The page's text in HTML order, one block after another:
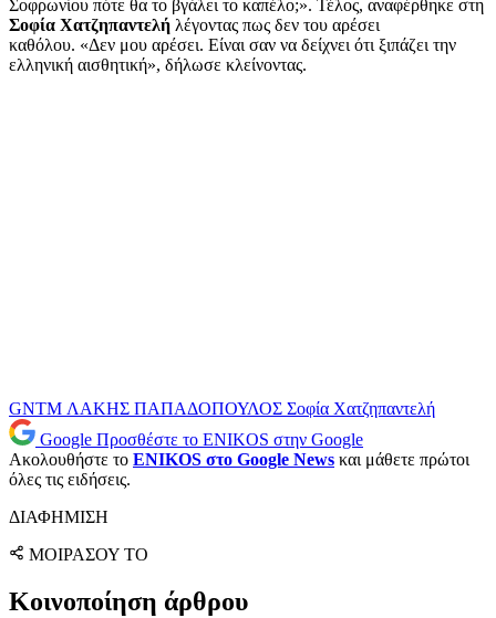
Σοφρωνίου πότε θα το βγάλει το καπέλο;». Τέλος, αναφέρθηκε στη
Σοφία Χατζηπαντελή λέγοντας πως δεν του αρέσει
καθόλου. «Δεν μου αρέσει. Είναι σαν να δείχνει ότι ξιπάζει την
ελληνική αισθητική», δήλωσε κλείνοντας.
GNTM ΛΑΚΗΣ ΠΑΠΑΔΟΠΟΥΛΟΣ Σοφία Χατζηπαντελή
Google Προσθέστε το ENIKOS στην Google
Ακολουθήστε το ENIKOS στο Google News και μάθετε πρώτοι
όλες τις ειδήσεις.
ΔΙΑΦΗΜΙΣΗ
ΜΟΙΡΑΣΟΥ ΤΟ
Κοινοποίηση άρθρου